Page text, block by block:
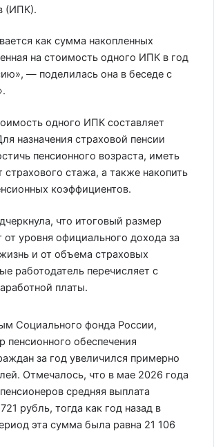
(ИПК).
как сумма накопленных
на стоимость одного ИПК в год
— поделилась она в беседе с
одного ИПК составляет
назначения страховой пенсии
пенсионного возраста, иметь
страхового стажа, а также накопить
коэффициентов.
что итоговый размер
от уровня официального дохода за
и от объема страховых
работодатель перечисляет с
платы.
Социального фонда России,
пенсионного обеспечения
за год увеличился примерно
Отмечалось, что в мае 2026 года
средняя выплата
рубль, тогда как год назад в
эта сумма была равна 21 106